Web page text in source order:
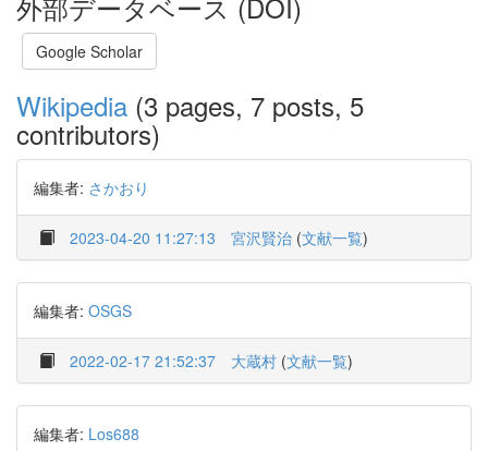
Google Scholar
Wikipedia (3 pages, 7 posts, 5
contributors)
編集者: さかおり
2023-04-20 11:27:13 宮沢賢治 (文献一覧)
編集者: OSGS
2022-02-17 21:52:37 大蔵村 (文献一覧)
編集者: Los688